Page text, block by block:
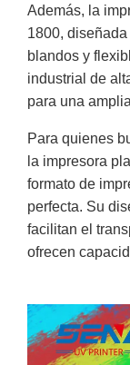
Además, la
1800,
blandos y
industrial de
para una
Para quienes
la impresora
formato de
perfecta. Su
facilitan el
ofrecen